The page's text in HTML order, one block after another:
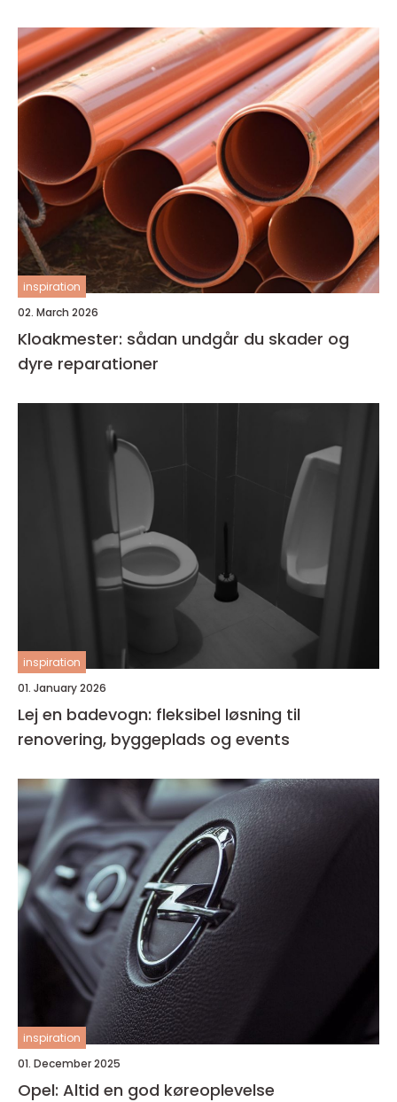
inspiration
02. March 2026
Kloakmester: sådan undgår du skader og
dyre reparationer
inspiration
01. January 2026
Lej en badevogn: fleksibel løsning til
renovering, byggeplads og events
inspiration
01. December 2025
Opel: Altid en god køreoplevelse